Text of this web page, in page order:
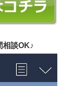
相談OK♪